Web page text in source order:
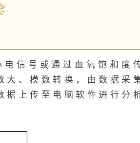
信号或通过血氧饱和度
大、模数转换，由数据采
据上传至电脑软件进行分